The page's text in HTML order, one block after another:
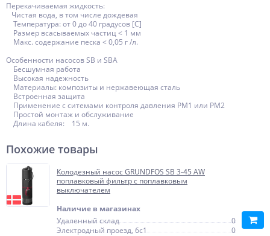
Перекачиваемая жидкость:
Чистая вода, в том числе дождевая
Температура: от 0 до 40 градусов [C]
Размер всасываемых частиц < 1 мм
Макс. содержание песка < 0,05 г /л.
Особенности насосов SB и SBA
Бесшумная работа
Высокая надежность
Материалы: композиты и нержавеющая сталь
Встроенная защита
Применение с ситемами контроля давления PM1 или PM2
Простой монтаж и обслуживание
Длина кабеля: 15 м.
Похожие товары
Колодезный насос GRUNDFOS SB 3-45 АW
поплавковый фильтр с поплавковым
выключателем
Наличие в магазинах
Удаленный склад
0
Электродный проезд, 6с1
0